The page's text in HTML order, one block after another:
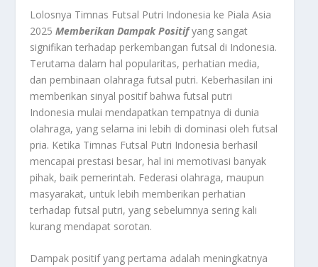
Lolosnya Timnas Futsal Putri Indonesia ke Piala Asia
2025Memberikan Dampak Positifyang sangat
signifikan terhadap perkembangan futsal di Indonesia.
Terutama dalam hal popularitas, perhatian media,
dan pembinaan olahraga futsal putri. Keberhasilan ini
memberikan sinyal positif bahwa futsal putri
Indonesia mulai mendapatkan tempatnya di dunia
olahraga, yang selama ini lebih di dominasi oleh futsal
pria. Ketika Timnas Futsal Putri Indonesia berhasil
mencapai prestasi besar, hal ini memotivasi banyak
pihak, baik pemerintah. Federasi olahraga, maupun
masyarakat, untuk lebih memberikan perhatian
terhadap futsal putri, yang sebelumnya sering kali
kurang mendapat sorotan.
Dampak positif yang pertama adalah meningkatnya